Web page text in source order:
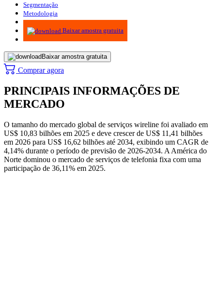
Segmentação
Metodologia
Infográficos
Baixar amostra gratuita
Baixar amostra gratuita
Comprar agora
PRINCIPAIS INFORMAÇÕES DE
MERCADO
O tamanho do mercado global de serviços wireline foi avaliado em
US$ 10,83 bilhões em 2025 e deve crescer de US$ 11,41 bilhões
em 2026 para US$ 16,62 bilhões até 2034, exibindo um CAGR de
4,14% durante o período de previsão de 2026-2034. A América do
Norte dominou o mercado de serviços de telefonia fixa com uma
participação de 36,11% em 2025.